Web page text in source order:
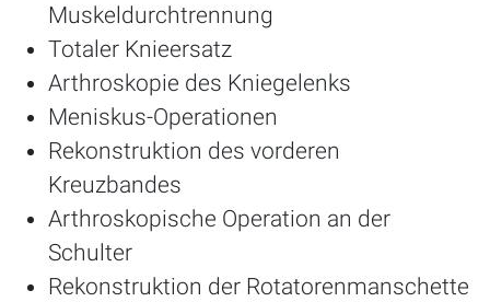
Muskeldurchtrennung
Totaler Knieersatz
Arthroskopie des Kniegelenks
Meniskus-Operationen
Rekonstruktion des vorderen
Kreuzbandes
Arthroskopische Operation an der
Schulter
Rekonstruktion der Rotatorenmanschette